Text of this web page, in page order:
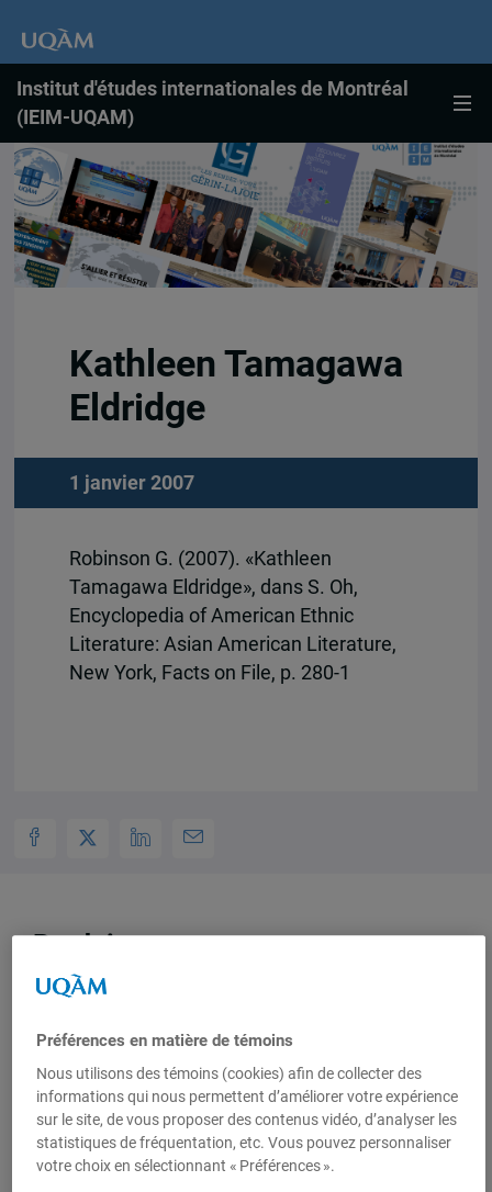
Institut d'études internationales de Montréal
(IEIM-UQAM)
Kathleen Tamagawa
Eldridge
1 janvier 2007
Robinson G. (2007). «Kathleen
Tamagawa Eldridge», dans S. Oh,
Encyclopedia of American Ethnic
Literature: Asian American Literature,
New York, Facts on File, p. 280-1
Produit par
recherche en
immigration,
ethnicité et
citoyenneté
(CRIEC)
Préférences en matière de témoins
Nous utilisons des témoins (cookies) afin de collecter des
informations qui nous permettent d’améliorer votre expérience
sur le site, de vous proposer des contenus vidéo, d’analyser les
statistiques de fréquentation, etc. Vous pouvez personnaliser
votre choix en sélectionnant « Préférences ».